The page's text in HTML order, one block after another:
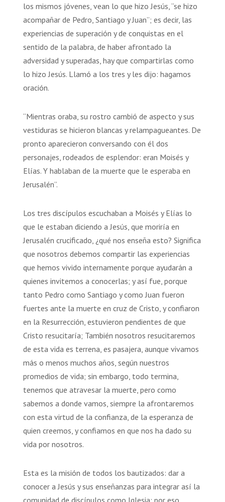
los mismos jóvenes, vean lo que hizo Jesús, “se hizo
acompañar de Pedro, Santiago y Juan”; es decir, las
experiencias de superación y de conquistas en el
sentido de la palabra, de haber afrontado la
adversidad y superadas, hay que compartirlas como
lo hizo Jesús. Llamó a los tres y les dijo: hagamos
oración.
“Mientras oraba, su rostro cambió de aspecto y sus
vestiduras se hicieron blancas y relampagueantes. De
pronto aparecieron conversando con él dos
personajes, rodeados de esplendor: eran Moisés y
Elías. Y hablaban de la muerte que le esperaba en
Jerusalén”.
Los tres discípulos escuchaban a Moisés y Elías lo
que le estaban diciendo a Jesús, que moriría en
Jerusalén crucificado, ¿qué nos enseña esto? Significa
que nosotros debemos compartir las experiencias
que hemos vivido internamente porque ayudarán a
quienes invitemos a conocerlas; y así fue, porque
tanto Pedro como Santiago y como Juan fueron
fuertes ante la muerte en cruz de Cristo, y confiaron
en la Resurrección, estuvieron pendientes de que
Cristo resucitaría; También nosotros resucitaremos
de esta vida es terrena, es pasajera, aunque vivamos
más o menos muchos años, según nuestros
promedios de vida; sin embargo, todo termina,
tenemos que atravesar la muerte, pero como
sabemos a donde vamos, siempre la afrontaremos
con esta virtud de la confianza, de la esperanza de
quien creemos, y confiamos en que nos ha dado su
vida por nosotros.
Esta es la misión de todos los bautizados: dar a
conocer a Jesús y sus enseñanzas para integrar así la
comunidad de discípulos como Iglesia; por eso